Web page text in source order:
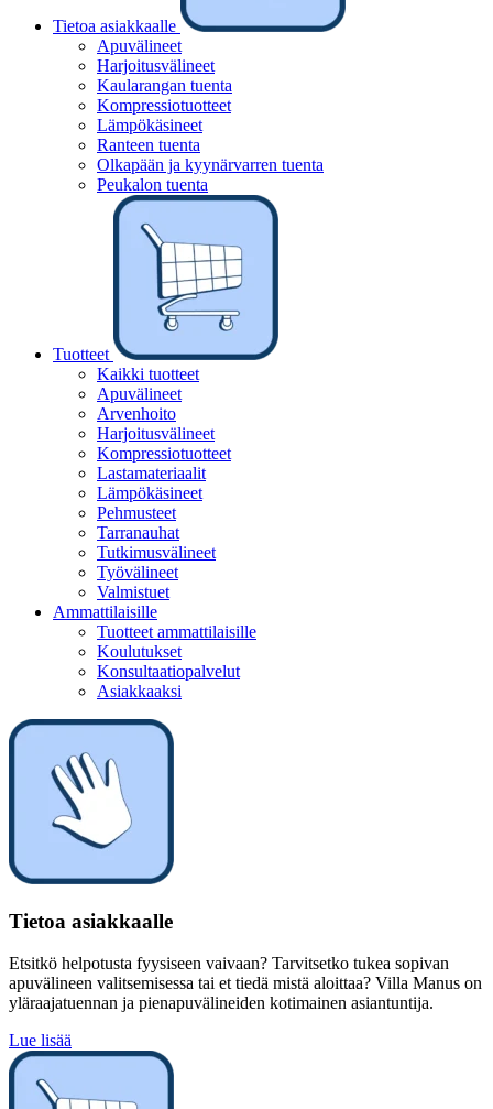
Tietoa asiakkaalle
Apuvälineet
Harjoitusvälineet
Kaularangan tuenta
Kompressiotuotteet
Lämpökäsineet
Ranteen tuenta
Olkapään ja kyynärvarren tuenta
Peukalon tuenta
Tuotteet
Kaikki tuotteet
Apuvälineet
Arvenhoito
Harjoitusvälineet
Kompressiotuotteet
Lastamateriaalit
Lämpökäsineet
Pehmusteet
Tarranauhat
Tutkimusvälineet
Työvälineet
Valmistuet
Ammattilaisille
Tuotteet ammattilaisille
Koulutukset
Konsultaatiopalvelut
Asiakkaaksi
Tietoa asiakkaalle
Etsitkö helpotusta fyysiseen vaivaan? Tarvitsetko tukea sopivan
apuvälineen valitsemisessa tai et tiedä mistä aloittaa? Villa Manus on
yläraajatuennan ja pienapuvälineiden kotimainen asiantuntija.
Lue lisää